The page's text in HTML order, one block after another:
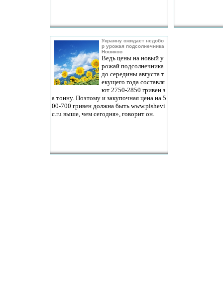
Украину ожидает недобо
р урожая подсолнечника
Новиков
Ведь цены на новый у
рожай подсолнечника
до середины августа т
екущего года составля
ют 2750-2850 гривен з
а тонну. Поэтому и закупочная цена на 5
00-700 гривен должна быть www.pishevi
c.ru выше, чем сегодня», говорит он.